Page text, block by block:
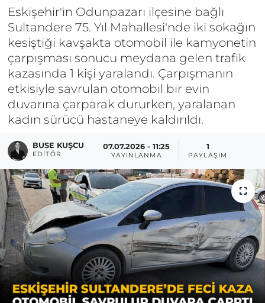
Eskişehir'in Odunpazarı ilçesine bağlı
Sultandere 75. Yıl Mahallesi'nde iki sokağın
kesiştiği kavşakta otomobil ile kamyonetin
çarpışması sonucu meydana gelen trafik
kazasında 1 kişi yaralandı. Çarpışmanın
etkisiyle savrulan otomobil bir evin
duvarına çarparak dururken, yaralanan
kadın sürücü hastaneye kaldırıldı.
BUSE KUŞCU
EDITÖR
07.07.2026 - 11:25
YAYINLANMA
1
PAYLAŞIM